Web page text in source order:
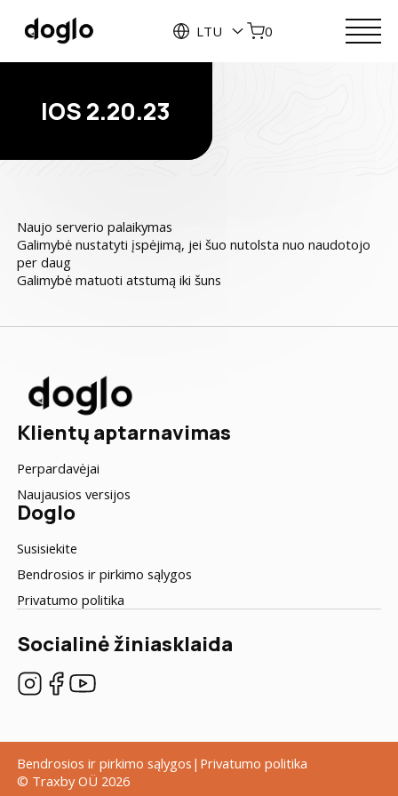
LTU 0
IOS 2.20.23
Naujo serverio palaikymas
Galimybė nustatyti įspėjimą, jei šuo nutolsta nuo naudotojo
per daug
Galimybė matuoti atstumą iki šuns
Klientų aptarnavimas
Perpardavėjai
Naujausios versijos
Doglo
Susisiekite
Bendrosios ir pirkimo sąlygos
Privatumo politika
Socialinė žiniasklaida
Bendrosios ir pirkimo sąlygos Privatumo politika
© Traxby OÜ 2026